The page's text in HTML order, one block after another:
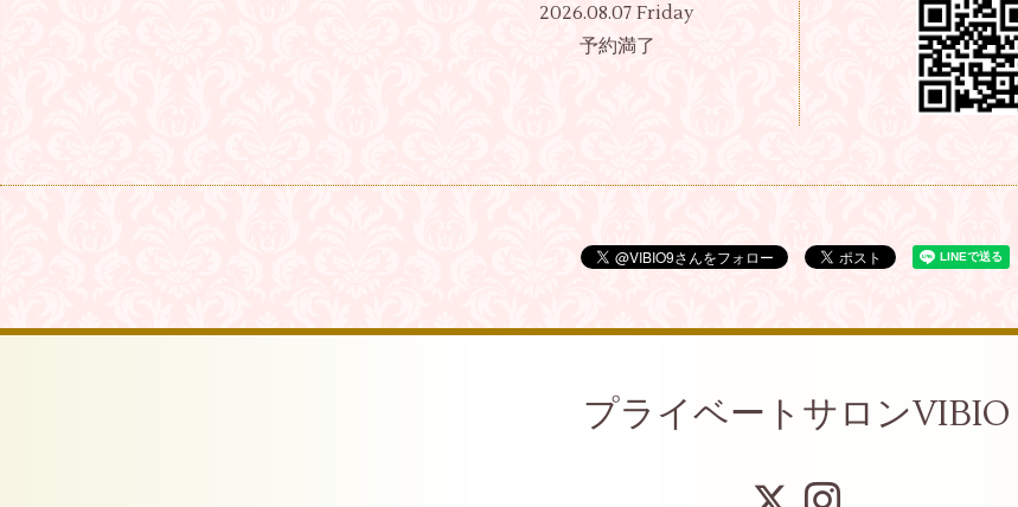
2026.08.07 Friday
予約満了
プライベートサロンVIBIO